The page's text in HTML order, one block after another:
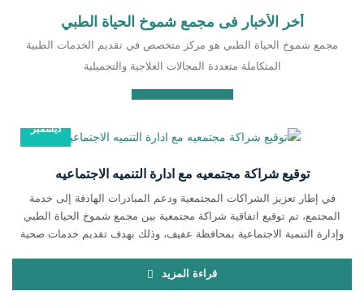
أخر الأخبار فى مجمع شموخ الحياة الطبي
مجمع شموخ الحياة الطبي هو مركز متخصص في تقديم الخدمات الطبية
المتكاملة متعددة المجالات العلاجية والتجميلية
ديسمبر
توقيع شراكة مجتمعيه مع ادارة التنميه الاجتماعيه
في إطار تعزيز الشراكات المجتمعية ودعم المبادرات الهادفة إلى خدمة
المجتمع، تم توقيع اتفاقية شراكة مجتمعية بين مجمع شموخ الحياة الطبي
وإدارة التنمية الاجتماعية بمحافظة عفيف، وذلك بهدف تقديم خدمات صحية
شموخ الحياة الطبي باقة من الخصومات الخاصة لمستفيدي إدارة التنمية
الاجتماعية، تشمل: خصم 30% […]
قراءة المزيد
28